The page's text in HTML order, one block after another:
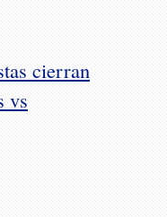
cierran
vs